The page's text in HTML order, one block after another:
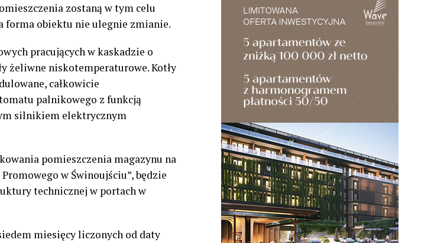
zostaną w tym celu
forma obiektu nie ulegnie zmianie.
pracujących w kaskadzie o
żeliwne niskotemperaturowe. Kotły
całkowicie
palnikowego z funkcją
silnikiem elektrycznym
pomieszczenia magazynu na
w Świnoujściu”, będzie
technicznej w portach w
miesięcy liczonych od daty